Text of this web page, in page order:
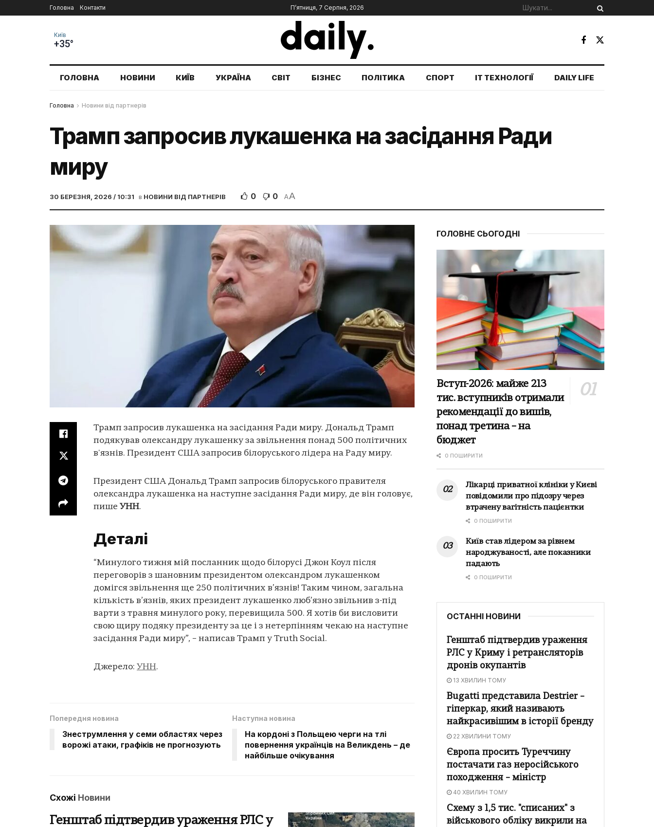
Головна Контакти П’ятниця, 7 Серпня, 2026
Київ
+35°
ГОЛОВНА НОВИНИ КИЇВ УКРАЇНА СВІТ БІЗНЕС ПОЛІТИКА СПОРТ IT ТЕХНОЛОГІЇ DAILY LIFE
Головна Новини від партнерів
Трамп запросив лукашенка на засідання Ради
миру
30 БЕРЕЗНЯ, 2026 / 10:31 в НОВИНИ ВІД ПАРТНЕРІВ 0 0 AA
Трамп запросив лукашенка на засідання Ради миру. Дональд Трамп
подякував олександру лукашенку за звільнення понад 500 політичних
в'язнів. Президент США запросив білоруського лідера на Раду миру.
Президент США Дональд Трамп запросив білоруського правителя
олександра лукашенка на наступне засідання Ради миру, де він головує,
пише УНН.
Деталі
“Минулого тижня мій посланник щодо білорусі Джон Коул після
переговорів з шановним президентом олександром лукашенком
домігся звільнення ще 250 політичних в’язнів! Таким чином, загальна
кількість в’язнів, яких президент лукашенко люб’язно звільнив з-під
варти з травня минулого року, перевищила 500. Я хотів би висловити
свою щиру подяку президенту за це і з нетерпінням чекаю на наступне
засідання Ради миру”, – написав Трамп у Truth Social.
Джерело: УНН.
Попередня новина
Знеструмлення у семи областях через
ворожі атаки, графіків не прогнозують
Наступна новина
На кордоні з Польщею черги на тлі
повернення українців на Великдень – де
найбільше очікування
Схожі Новини
Генштаб підтвердив ураження РЛС у
ГОЛОВНЕ СЬОГОДНІ
Вступ-2026: майже 213
тис. вступників отримали
рекомендації до вишів,
понад третина – на
бюджет
0 ПОШИРИТИ
Лікарці приватної клініки у Києві
повідомили про підозру через
втрачену вагітність пацієнтки
0 ПОШИРИТИ
Київ став лідером за рівнем
народжуваності, але показники
падають
0 ПОШИРИТИ
ОСТАННІ НОВИНИ
Генштаб підтвердив ураження
РЛС у Криму і ретрансляторів
дронів окупантів
13 ХВИЛИН ТОМУ
Bugatti представила Destrier –
гіперкар, який називають
найкрасивішим в історії бренду
22 ХВИЛИНИ ТОМУ
Європа просить Туреччину
постачати газ неросійського
походження – міністр
40 ХВИЛИН ТОМУ
Схему з 1,5 тис. "списаних" з
військового обліку викрили на